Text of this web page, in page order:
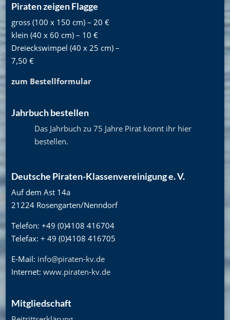
Piraten zeigen Flagge
gross (100 x 150 cm) – 20 €
klein (40 x 60 cm) – 10 €
Dreieckswimpel (40 x 25 cm) –
7,50 €
zum Bestellformular
Jahrbuch bestellen
Das Jahrbuch zu 75 Jahre Pirat könnt ihr hier
bestellen.
Deutsche Piraten-Klassenvereinigung e. V.
Auf dem Ast 14a
21224 Rosengarten/Nenndorf
Telefon: +49 (0)4108 416704
Telefax: + 49 (0)4108 416705
E-Mail: info@piraten-kv.de
Internet: www.piraten-kv.de
Mitgliedschaft